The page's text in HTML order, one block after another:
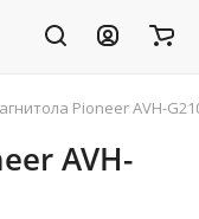
Pioneer AVH-
AVH-